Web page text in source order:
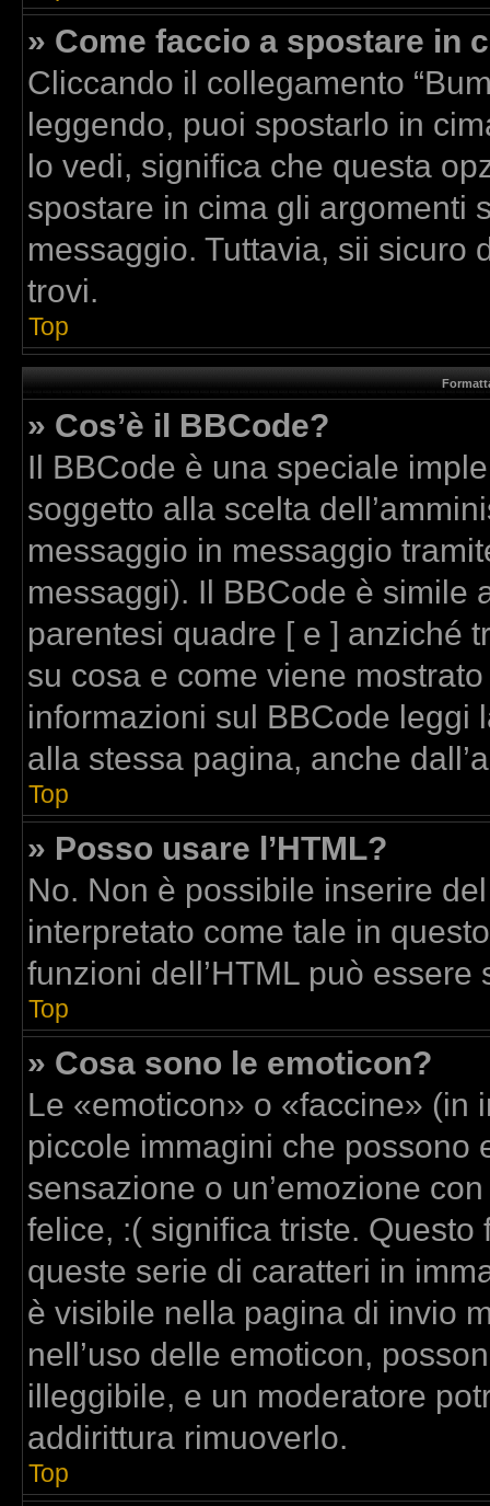
» Come faccio a spostare in
Cliccando il collegamento
leggendo, puoi spostarlo in
lo vedi, significa che questa
spostare in cima gli argomenti
messaggio. Tuttavia, sii sicuro
trovi.
Top
» Cos’è il BBCode?
Il BBCode è una speciale
soggetto alla scelta
messaggio in messaggio
messaggi). Il BBCode è simile
parentesi quadre [ e ] anziché
su cosa e come viene
informazioni sul BBCode leggi
alla stessa pagina, anche
Top
» Posso usare l’HTML?
No. Non è possibile inserire
interpretato come tale in
funzioni dell’HTML può
Top
» Cosa sono le emoticon?
Le «emoticon» o «faccine» (in
piccole immagini che possono
sensazione o un’emozione
felice, :( significa triste.
queste serie di caratteri in
è visibile nella pagina di invio
nell’uso delle emoticon,
illeggibile, e un moderatore
addirittura rimuoverlo.
Top